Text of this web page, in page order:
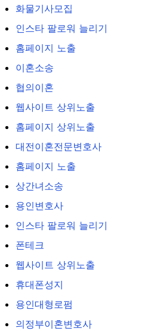
화물기사모집
인스타 팔로워 늘리기
홈페이지 노출
이혼소송
협의이혼
웹사이트 상위노출
홈페이지 상위노출
대전이혼전문변호사
홈페이지 노출
상간녀소송
용인변호사
인스타 팔로워 늘리기
폰테크
웹사이트 상위노출
휴대폰성지
용인대형로펌
의정부이혼변호사